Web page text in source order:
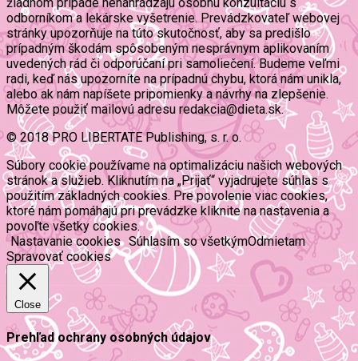
odborníkom a lekárske vyšetrenie. Prevádzkovateľ webovej
stránky upozorňuje na túto skutočnosť, aby sa predišlo
prípadným škodám spôsobeným nesprávnym aplikovaním
uvedených rád či odporúčaní pri samoliečení. Budeme veľmi
radi, keď nás upozorníte na prípadnú chybu, ktorá nám unikla,
alebo ak nám napíšete pripomienky a návrhy na zlepšenie.
Môžete použiť mailovú adresu redakcia@dieta.sk.
© 2018 PRO LIBERTATE Publishing, s. r. o.
Súbory cookie používame na optimalizáciu našich webových
stránok a služieb. Kliknutím na „Prijať“ vyjadrujete súhlas s
použitím základných cookies. Pre povolenie viac cookies,
ktoré nám pomáhajú pri prevádzke kliknite na nastavenia a
povoľte všetky cookies.
Nastavanie cookies Súhlasím so všetkýmOdmietam
Spravovať cookies
Close
Prehľad ochrany osobných údajov